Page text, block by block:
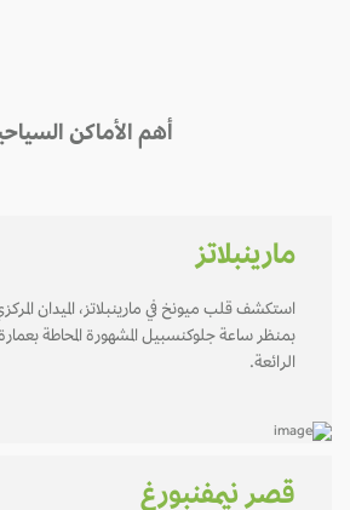
أهم الأماكن السياحية
مارينبلاتز
استكشف قلب ميونخ في مارينبلاتز، الميدان المركزي
بمنظر ساعة جلوكنسبيل المشهورة المحاطة بعمارة
الرائعة.
قصر نيمفنبورغ